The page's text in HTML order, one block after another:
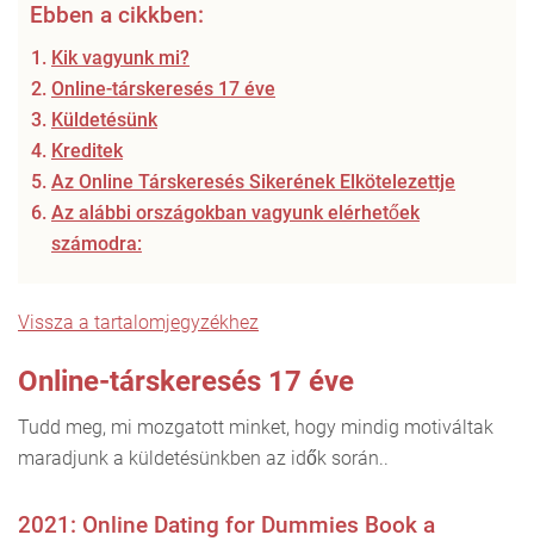
Ebben a cikkben:
Kik vagyunk mi?
Online-társkeresés 17 éve
Küldetésünk
Kreditek
Az Online Társkeresés Sikerének Elkötelezettje
Az alábbi országokban vagyunk elérhetőek
számodra:
Vissza a tartalomjegyzékhez
Online-társkeresés 17 éve
Tudd meg, mi mozgatott minket, hogy mindig motiváltak
maradjunk a küldetésünkben az idők során..
2021: Online Dating for Dummies Book a